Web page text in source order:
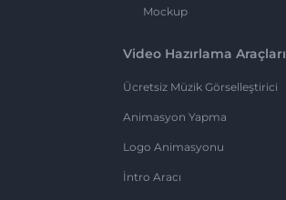
Mockup
Video Hazırlama Araçları
Ücretsiz Müzik Görselleştirici
Animasyon Yapma
Logo Animasyonu
İntro Aracı